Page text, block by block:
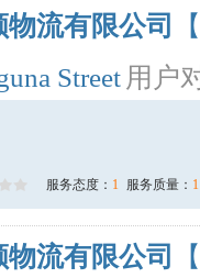
流有限公司
Street 用户
服务态度： 1 服务质量： 1
流有限公司